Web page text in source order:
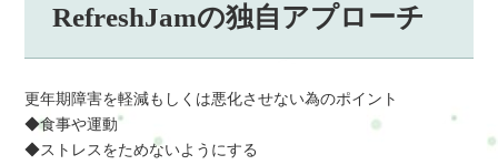
RefreshJamの独自アプローチ
更年期障害を軽減もしくは悪化させない為のポイント
◆食事や運動
◆ストレスをためないようにする